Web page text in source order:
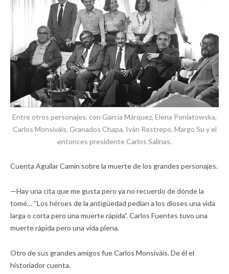
Entre otros personajes, con García Márquez, Elena Poniatowska,
Carlos Monsiváis, Granados Chapa, Iván Restrepo, Margo Su y el
entonces presidente Carlos Salinas.
Cuenta Aguilar Camín sobre la muerte de los grandes personajes.
—Hay una cita que me gusta pero ya no recuerdo de dónde la
tomé… “Los héroes de la antigüedad pedían a los dioses una vida
larga o corta pero una muerte rápida”. Carlos Fuentes tuvo una
muerte rápida pero una vida plena.
Otro de sus grandes amigos fue Carlos Monsiváis. De él el
historiador cuenta.